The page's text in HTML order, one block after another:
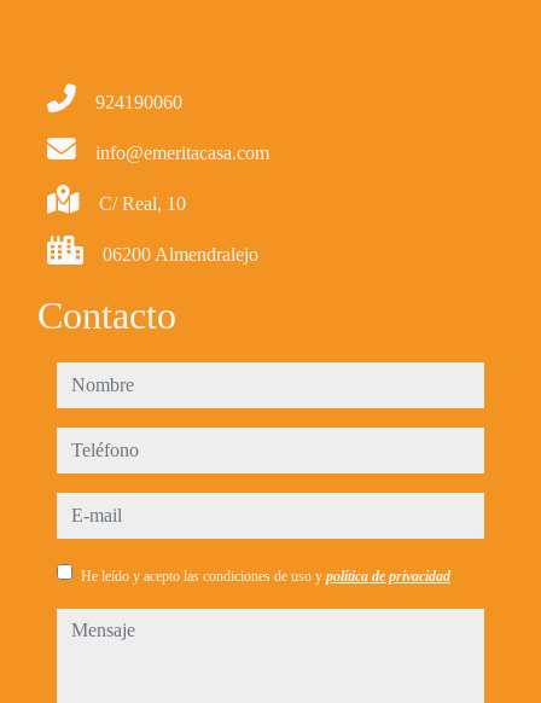
924190060
info@emeritacasa.com
C/ Real, 10
06200 Almendralejo
Contacto
nombre
teléfono
e-mail
He leído y acepto las condiciones de uso y política de privacidad
mensaje